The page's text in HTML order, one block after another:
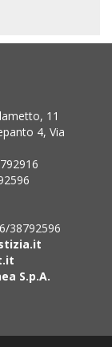
11
4, Via
38792596
S.p.A.